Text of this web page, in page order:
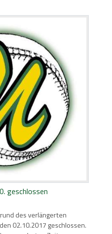
geschlossen
des verlängerten
02.10.2017 geschlossen.